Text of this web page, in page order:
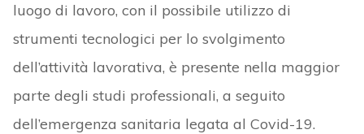
luogo di lavoro, con il possibile utilizzo di
strumenti tecnologici per lo svolgimento
dell’attività lavorativa, è presente nella maggior
parte degli studi professionali, a seguito
dell’emergenza sanitaria legata al Covid-19.